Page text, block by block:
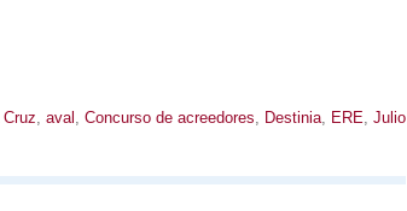
, aval , Concurso de acreedores, Destinia, ERE, Julio